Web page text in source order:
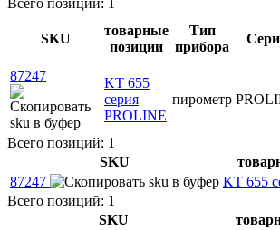
SKU
товарные
позиции
Тип
прибора
87247
KT 655
серия
PROLINE
пирометр
Всего позиций: 1
SKU
87247
KT 655
Всего позиций: 1
SKU